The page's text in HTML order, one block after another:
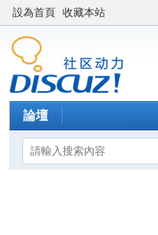
設為首頁 收藏本站
論壇